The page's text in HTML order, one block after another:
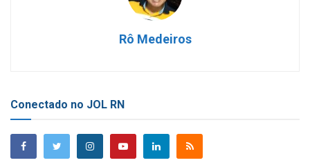
Rô Medeiros
Conectado no JOL RN